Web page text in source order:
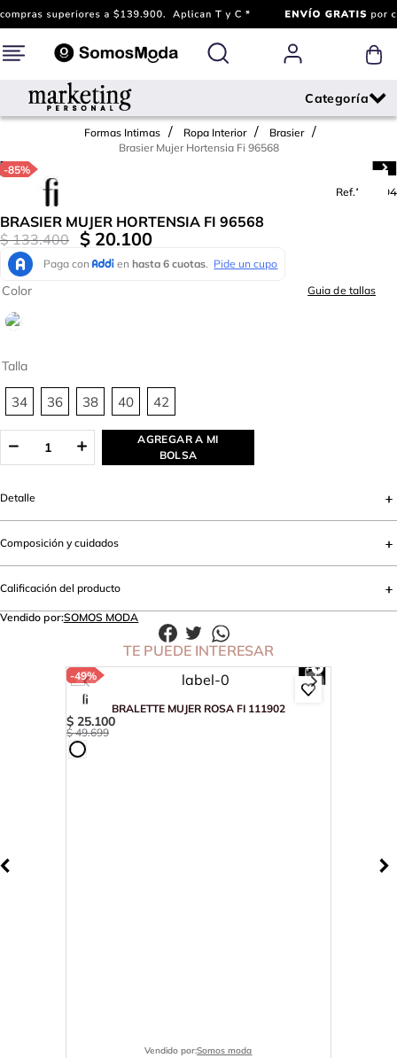
Formas Intimas Ropa Interior
Brasier
Brasier Mujer Hortensia Fi 96568
-85%
Ref.783604
BRASIER MUJER HORTENSIA FI 96568
$ 133.400 $ 20.100
Talla
34 36 38 40 42
Color Guia de tallas
AGREGAR A MI
BOLSA
Detalle
Composición y cuidados
Calificación del producto
Vendido por:SOMOS MODA
TE PUEDE INTERESAR
-49%
BRALETTE MUJER ROSA FI 111902
$ 25.100
$ 49.699
Vendido por:Somos moda